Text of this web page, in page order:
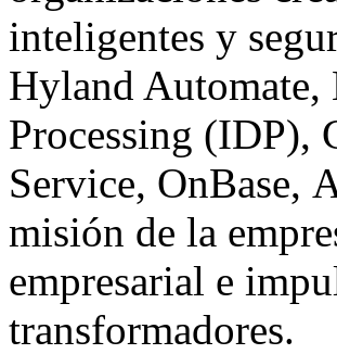
inteligentes y
Hyland Automate,
Processing (IDP),
Service, OnBase,
misión de la
empresarial e
transformadores.